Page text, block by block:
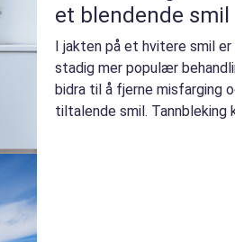
et blendende smil
I jakten på et hvitere smil
stadig mer populær
bidra til å fjerne misfarging
tiltalende smil. Tannbleking